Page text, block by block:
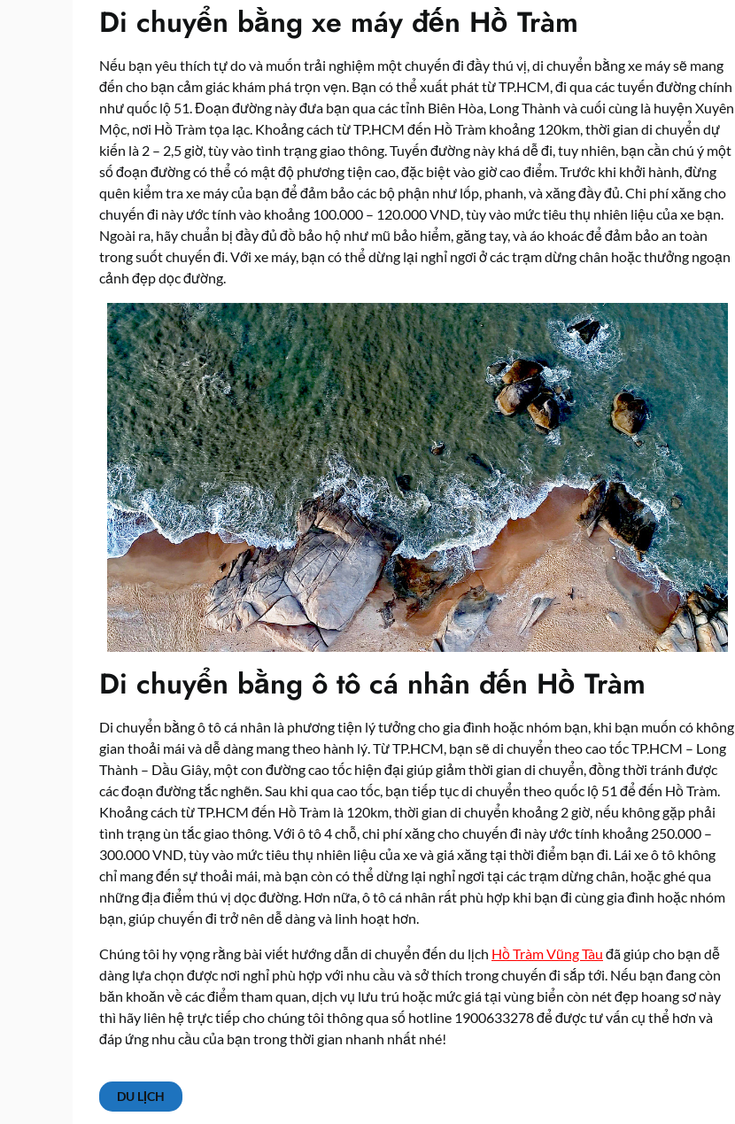
Di chuyển bằng xe máy đến Hồ Tràm
Nếu bạn yêu thích tự do và muốn trải nghiệm một chuyến đi đầy thú vị, di chuyển bằng xe máy sẽ mang
đến cho bạn cảm giác khám phá trọn vẹn. Bạn có thể xuất phát từ TP.HCM, đi qua các tuyến đường chính
như quốc lộ 51. Đoạn đường này đưa bạn qua các tỉnh Biên Hòa, Long Thành và cuối cùng là huyện Xuyên
Mộc, nơi Hồ Tràm tọa lạc. Khoảng cách từ TP.HCM đến Hồ Tràm khoảng 120km, thời gian di chuyển dự
kiến là 2 – 2,5 giờ, tùy vào tình trạng giao thông. Tuyến đường này khá dễ đi, tuy nhiên, bạn cần chú ý một
số đoạn đường có thể có mật độ phương tiện cao, đặc biệt vào giờ cao điểm. Trước khi khởi hành, đừng
quên kiểm tra xe máy của bạn để đảm bảo các bộ phận như lốp, phanh, và xăng đầy đủ. Chi phí xăng cho
chuyến đi này ước tính vào khoảng 100.000 – 120.000 VND, tùy vào mức tiêu thụ nhiên liệu của xe bạn.
Ngoài ra, hãy chuẩn bị đầy đủ đồ bảo hộ như mũ bảo hiểm, găng tay, và áo khoác để đảm bảo an toàn
trong suốt chuyến đi. Với xe máy, bạn có thể dừng lại nghỉ ngơi ở các trạm dừng chân hoặc thưởng ngoạn
cảnh đẹp dọc đường.
Di chuyển bằng ô tô cá nhân đến Hồ Tràm
Di chuyển bằng ô tô cá nhân là phương tiện lý tưởng cho gia đình hoặc nhóm bạn, khi bạn muốn có không
gian thoải mái và dễ dàng mang theo hành lý. Từ TP.HCM, bạn sẽ di chuyển theo cao tốc TP.HCM – Long
Thành – Dầu Giây, một con đường cao tốc hiện đại giúp giảm thời gian di chuyển, đồng thời tránh được
các đoạn đường tắc nghẽn. Sau khi qua cao tốc, bạn tiếp tục di chuyển theo quốc lộ 51 để đến Hồ Tràm.
Khoảng cách từ TP.HCM đến Hồ Tràm là 120km, thời gian di chuyển khoảng 2 giờ, nếu không gặp phải
tình trạng ùn tắc giao thông. Với ô tô 4 chỗ, chi phí xăng cho chuyến đi này ước tính khoảng 250.000 –
300.000 VND, tùy vào mức tiêu thụ nhiên liệu của xe và giá xăng tại thời điểm bạn đi. Lái xe ô tô không
chỉ mang đến sự thoải mái, mà bạn còn có thể dừng lại nghỉ ngơi tại các trạm dừng chân, hoặc ghé qua
những địa điểm thú vị dọc đường. Hơn nữa, ô tô cá nhân rất phù hợp khi bạn đi cùng gia đình hoặc nhóm
bạn, giúp chuyến đi trở nên dễ dàng và linh hoạt hơn.
Chúng tôi hy vọng rằng bài viết hướng dẫn di chuyển đến du lịch Hồ Tràm Vũng Tàu đã giúp cho bạn dễ
dàng lựa chọn được nơi nghỉ phù hợp với nhu cầu và sở thích trong chuyến đi sắp tới. Nếu bạn đang còn
băn khoăn về các điểm tham quan, dịch vụ lưu trú hoặc mức giá tại vùng biển còn nét đẹp hoang sơ này
thì hãy liên hệ trực tiếp cho chúng tôi thông qua số hotline 1900633278 để được tư vấn cụ thể hơn và
đáp ứng nhu cầu của bạn trong thời gian nhanh nhất nhé!
DU LỊCH